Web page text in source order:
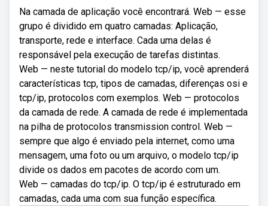
Na camada de aplicação você encontrará. Web — esse
grupo é dividido em quatro camadas: Aplicação,
transporte, rede e interface. Cada uma delas é
responsável pela execução de tarefas distintas.
Web — neste tutorial do modelo tcp/ip, você aprenderá
características tcp, tipos de camadas, diferenças osi e
tcp/ip, protocolos com exemplos. Web — protocolos
da camada de rede. A camada de rede é implementada
na pilha de protocolos transmission control. Web —
sempre que algo é enviado pela internet, como uma
mensagem, uma foto ou um arquivo, o modelo tcp/ip
divide os dados em pacotes de acordo com um.
Web — camadas do tcp/ip. O tcp/ip é estruturado em
camadas, cada uma com sua função específica.